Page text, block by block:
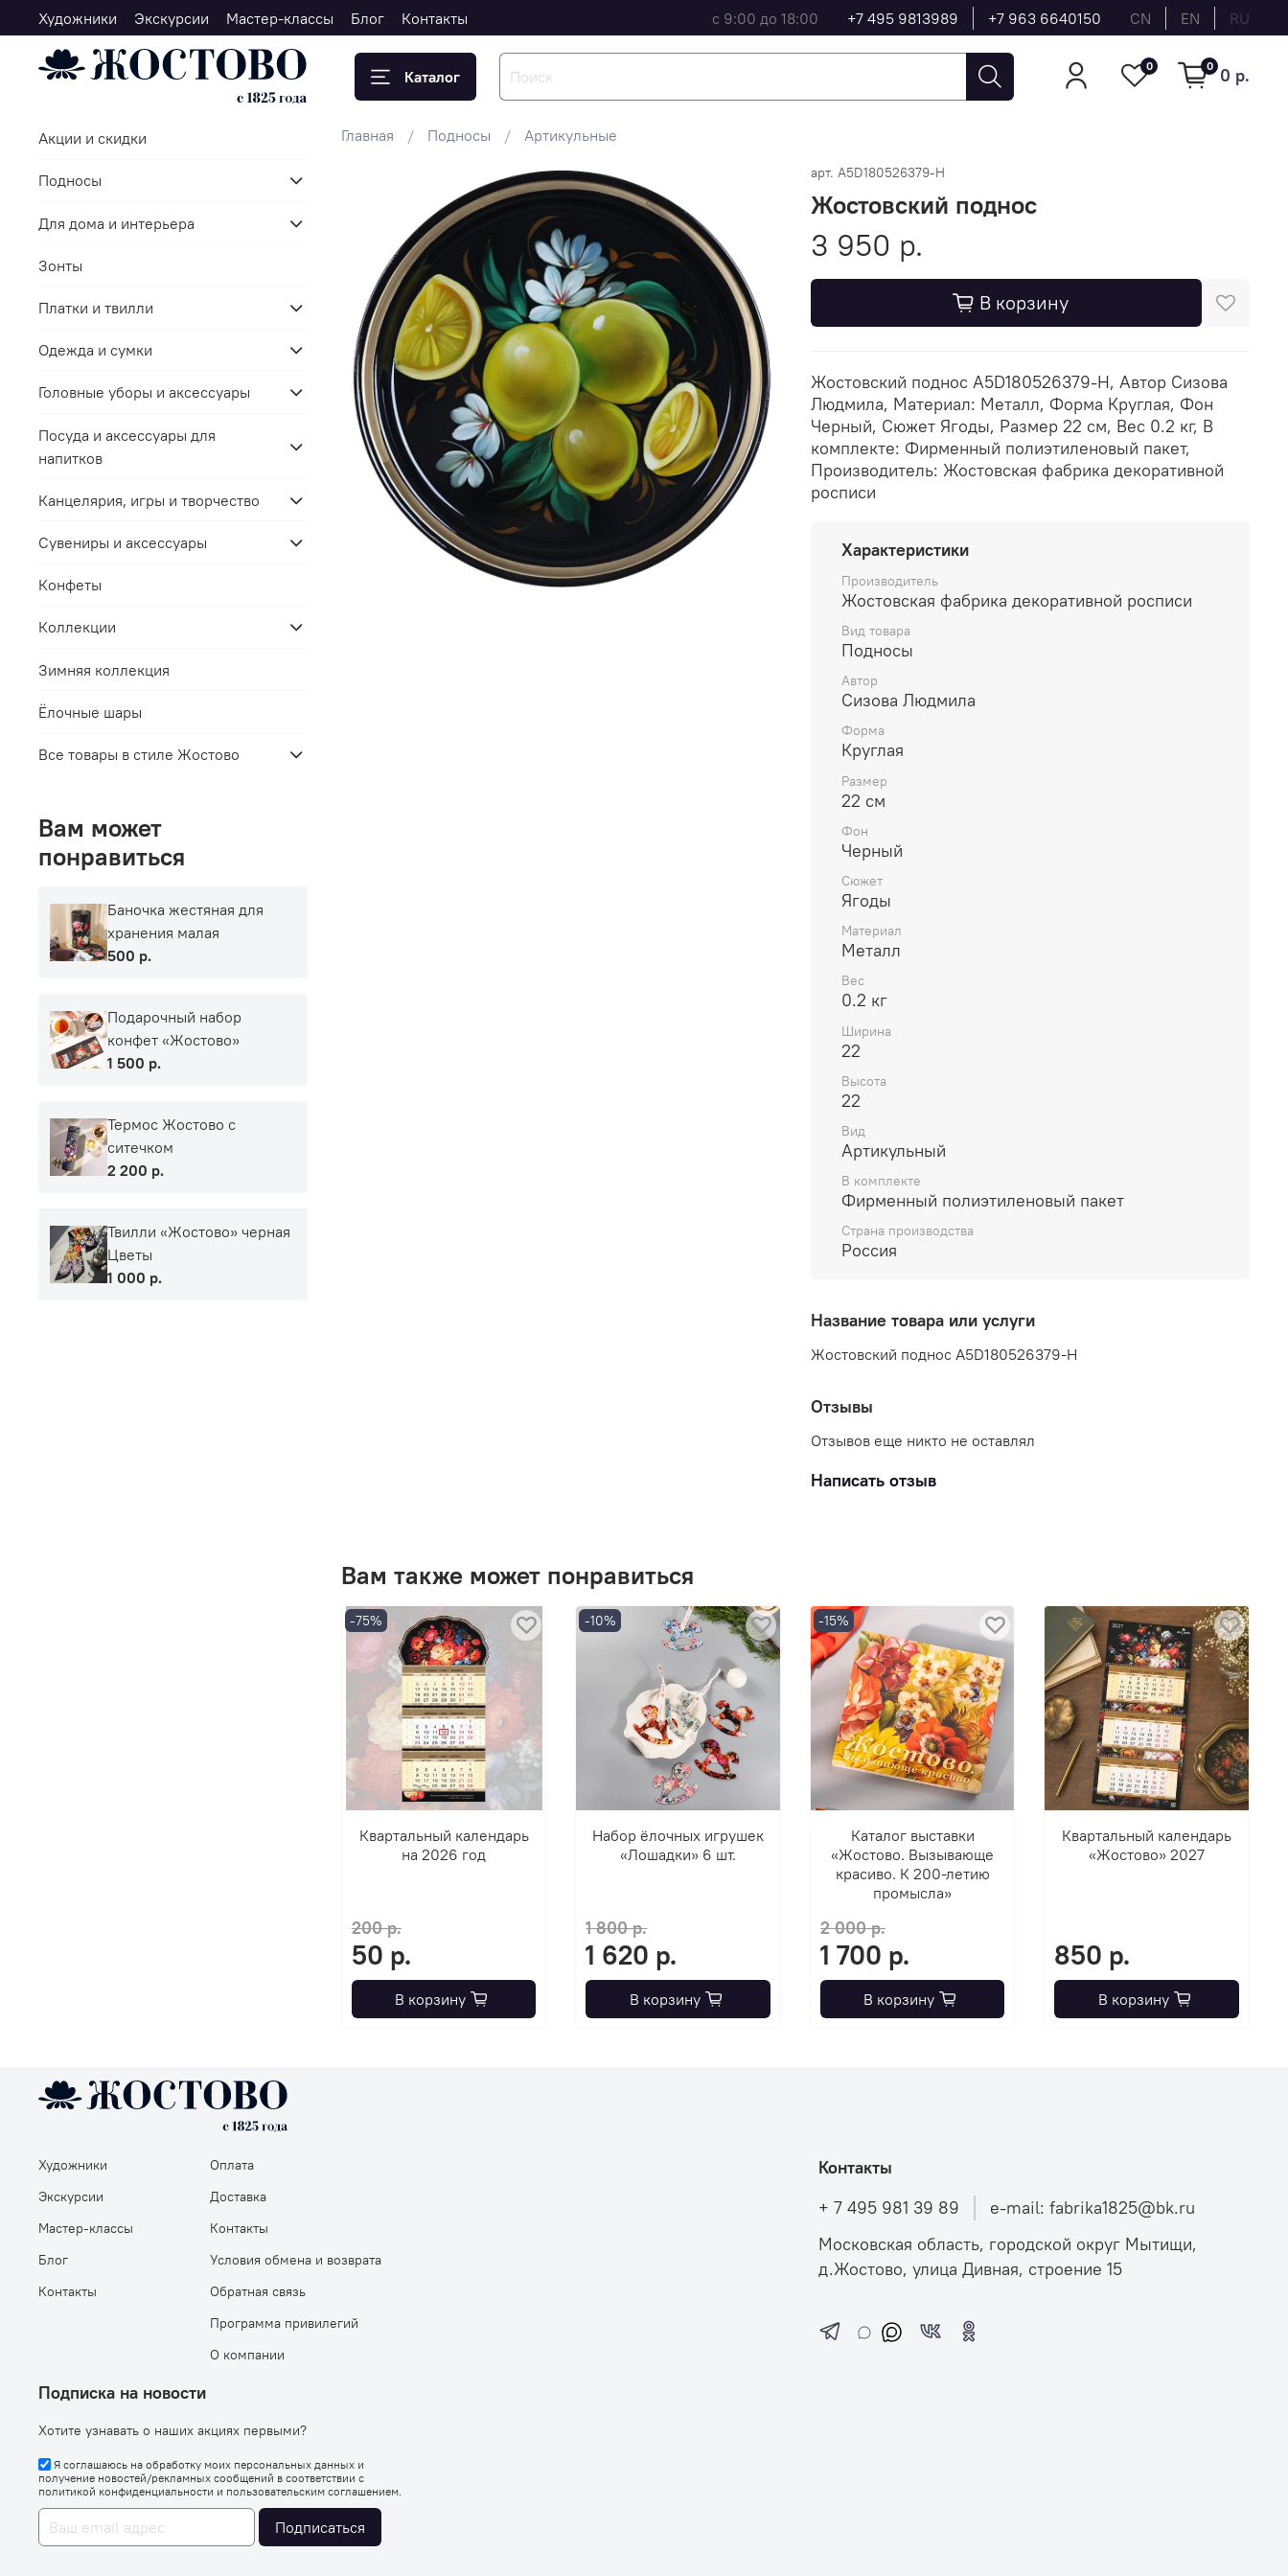
Художники Экскурсии Мастер-классы Блог Контакты с 9:00 до 18:00 +7 495 9813989 +7 963 6640150 CN EN RU
Каталог
0 0 0 р.
Главная Подносы Артикульные
арт. A5D180526379-H
Жостовский поднос
3 950 р.
В корзину
Жостовский поднос A5D180526379-H, Автор Сизова
Людмила, Материал: Металл, Форма Круглая, Фон
Черный, Сюжет Ягоды, Размер 22 см, Вес 0.2 кг, В
комплекте: Фирменный полиэтиленовый пакет,
Производитель: Жостовская фабрика декоративной
росписи
Характеристики
Производитель
Жостовская фабрика декоративной росписи
Вид товара
Подносы
Автор
Сизова Людмила
Форма
Круглая
Размер
22 см
Фон
Черный
Сюжет
Ягоды
Материал
Металл
Вес
0.2 кг
Ширина
22
Высота
22
Вид
Артикульный
В комплекте
Фирменный полиэтиленовый пакет
Страна производства
Россия
Название товара или услуги
Жостовский поднос A5D180526379-H
Отзывы
Отзывов еще никто не оставлял
Написать отзыв
Вам также может понравиться
-75%
Квартальный календарь
на 2026 год
200 р.
50 р.
В корзину
-10%
Набор ёлочных игрушек
«Лошадки» 6 шт.
1 800 р.
1 620 р.
В корзину
-15%
Каталог выставки
«Жостово. Вызывающе
красиво. К 200-летию
промысла»
2 000 р.
1 700 р.
В корзину
Квартальный календарь
«Жостово» 2027
850 р.
В корзину
Акции и скидки
Подносы
Для дома и интерьера
Зонты
Платки и твилли
Одежда и сумки
Головные уборы и аксессуары
Посуда и аксессуары для
напитков
Канцелярия, игры и творчество
Сувениры и аксессуары
Конфеты
Коллекции
Зимняя коллекция
Ёлочные шары
Все товары в стиле Жостово
Вам может
понравиться
Баночка жестяная для
хранения малая
500 р.
Подарочный набор
конфет «Жостово»
1 500 р.
Термос Жостово с
ситечком
2 200 р.
Твилли «Жостово» черная
Цветы
1 000 р.
Художники
Экскурсии
Мастер-классы
Блог
Контакты
Оплата
Доставка
Контакты
Условия обмена и возврата
Обратная связь
Программа привилегий
О компании
Подписка на новости
Хотите узнавать о наших акциях первыми?
Я соглашаюсь на обработку моих персональных данных и
получение новостей/рекламных сообщений в соответствии с
политикой конфиденциальности и пользовательским соглашением.
Подписаться
Контакты
+ 7 495 981 39 89
e-mail: fabrika1825@bk.ru
Московская область, городской округ Мытищи,
д.Жостово, улица Дивная, строение 15